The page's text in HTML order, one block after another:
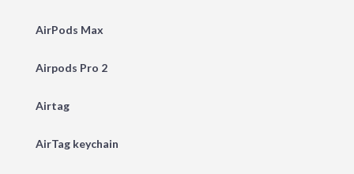
AirPods Max
Airpods Pro 2
Airtag
AirTag keychain